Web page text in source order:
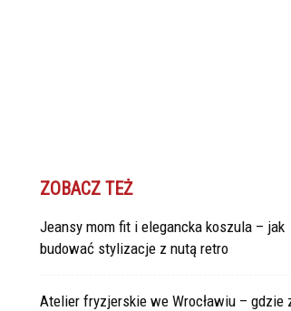
ZOBACZ TEŻ
Jeansy mom fit i elegancka koszula – jak
budować stylizacje z nutą retro
Atelier fryzjerskie we Wrocławiu – gdzie